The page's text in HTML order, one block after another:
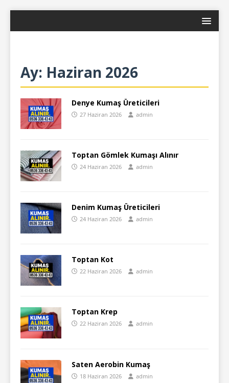
Ay: Haziran 2026
Denye Kumaş Üreticileri
27 Haziran 2026 admin
Toptan Gömlek Kumaşı Alınır
24 Haziran 2026 admin
Denim Kumaş Üreticileri
24 Haziran 2026 admin
Toptan Kot
22 Haziran 2026 admin
Toptan Krep
22 Haziran 2026 admin
Saten Aerobin Kumaş
18 Haziran 2026 admin